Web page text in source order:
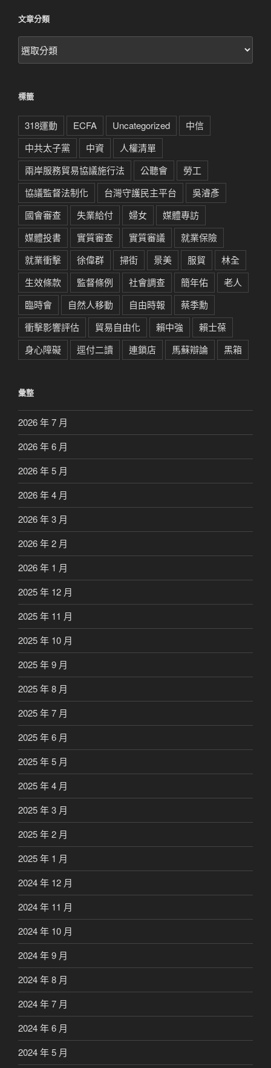
文章分類
文
章
標籤
318運動 ECFA Uncategorized
中信
中共太子黨
中資
人權清單
兩岸服務貿易協議施行法
公聽會
勞工
協議監督法制化
台灣守護民主平台
吳濬彥
國會審查
失業給付 婦女
媒體專訪
媒體投書
實質審查 實質審議
就業保險
就業衝擊
徐偉群 掃街 景美 服貿
林全
生效條款
監督條例 社會調查 簡年佑
老人
臨時會
自然人移動 自由時報
蔡季勳
衝擊影響評估
貿易自由化 賴中強
賴士葆
身心障礙
逕付二讀 連鎖店 馬蘇辯論 黑箱
彙整
2026 年 7 月
2026 年 6 月
2026 年 5 月
2026 年 4 月
2026 年 3 月
2026 年 2 月
2026 年 1 月
2025 年 12 月
2025 年 11 月
2025 年 10 月
2025 年 9 月
2025 年 8 月
2025 年 7 月
2025 年 6 月
2025 年 5 月
2025 年 4 月
2025 年 3 月
2025 年 2 月
2025 年 1 月
2024 年 12 月
2024 年 11 月
2024 年 10 月
2024 年 9 月
2024 年 8 月
2024 年 7 月
2024 年 6 月
2024 年 5 月